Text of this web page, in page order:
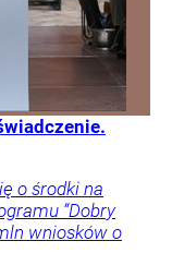
o środki na
“Dobry
wniosków o